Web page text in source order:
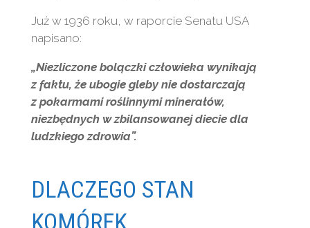
Już w 1936 roku, w raporcie Senatu USA
napisano:
„Niezliczone bolączki człowieka wynikają
z faktu, że ubogie gleby nie dostarczają
z pokarmami roślinnymi minerałów,
niezbędnych w zbilansowanej diecie dla
ludzkiego zdrowia”.
DLACZEGO STAN
KOMÓREK